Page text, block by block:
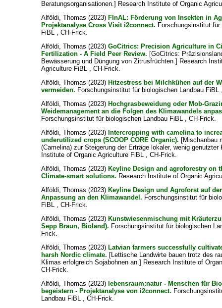
Beratungsorganisationen.] Research Institute of Organic
Alföldi, Thomas (2023) FInAL: Förderung von Insekten in
Projektanalyse Cross Visit i2connect. Forschungsinstitut
FiBL , CH-Frick.
Alföldi, Thomas (2023)GoCitrics: Precision Agriculture in
Fertilization - A Field Peer Review. [GoCitrics:
Bewässerung und Düngung von Zitrusfrüchten.] Research
Agriculture FiBL , CH-Frick.
Alföldi, Thomas (2023) Hitzestress bei Milchkühen auf der
vermeiden. Forschungsinstitut für biologischen Landbau FiBL
Alföldi, Thomas (2023) Hochgrasbeweidung oder Mob-
Weidemanagement an die Folgen des Klimawandels
Forschungsinstitut für biologischen Landbau FiBL , CH-Frick.
Alföldi, Thomas (2023) Intercropping with camelina to
underutilized crops (SCOOP CORE Organic). [Mischanbau
(Camelina) zur Steigerung der Erträge lokaler, wenig genutzter
Institute of Organic Agriculture FiBL , CH-Frick.
Alföldi, Thomas (2023) Keyline Design and agroforestry on
Climate-smart solutions. Research Institute of Organic
Alföldi, Thomas (2023) Keyline Design und Agroforst auf
Anpassung an den Klimawandel. Forschungsinstitut für
FiBL , CH-Frick.
Alföldi, Thomas (2023) Kunstwiesenmischung mit
Sepp Braun, Bioland). Forschungsinstitut für biologischen
Frick.
Alföldi, Thomas (2023) Latvian farmers successfully
harsh Nordic climate. [Lettische Landwirte bauen trotz des
Klimas erfolgreich Sojabohnen an.] Research Institute of
CH-Frick.
Alföldi, Thomas (2023) lebensraum:natur - Menschen für
begeistern - Projektanalyse von i2connect.
Landbau FiBL , CH-Frick.